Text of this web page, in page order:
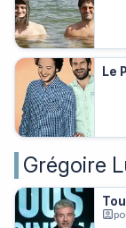
Le
Grégoire